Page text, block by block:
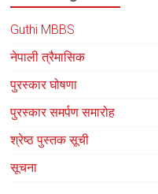
Guthi MBBS
नेपाली त्रैमासिक
पुरस्कार घोषणा
पुरस्कार समर्पण समारोह
श्रेष्ठ पुस्तक सूची
सूचना